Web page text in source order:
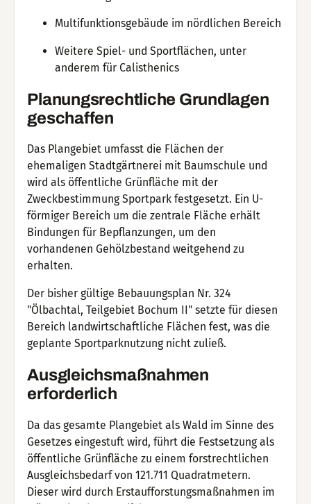
Multifunktionsgebäude im nördlichen Bereich
Weitere Spiel- und Sportflächen, unter
anderem für Calisthenics
Planungsrechtliche Grundlagen
geschaffen
Das Plangebiet umfasst die Flächen der
ehemaligen Stadtgärtnerei mit Baumschule und
wird als öffentliche Grünfläche mit der
Zweckbestimmung Sportpark festgesetzt. Ein U-
förmiger Bereich um die zentrale Fläche erhält
Bindungen für Bepflanzungen, um den
vorhandenen Gehölzbestand weitgehend zu
erhalten.
Der bisher gültige Bebauungsplan Nr. 324
"Ölbachtal, Teilgebiet Bochum II" setzte für diesen
Bereich landwirtschaftliche Flächen fest, was die
geplante Sportparknutzung nicht zuließ.
Ausgleichsmaßnahmen
erforderlich
Da das gesamte Plangebiet als Wald im Sinne des
Gesetzes eingestuft wird, führt die Festsetzung als
öffentliche Grünfläche zu einem forstrechtlichen
Ausgleichsbedarf von 121.711 Quadratmetern.
Dieser wird durch Erstaufforstungsmaßnahmen im